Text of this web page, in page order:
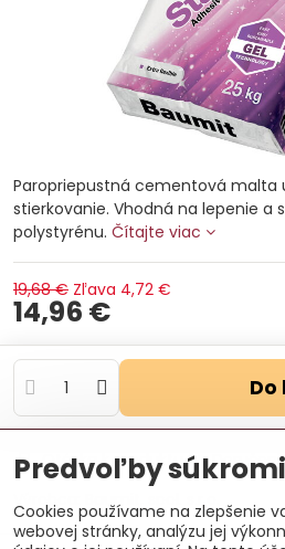
Paropriepustná cementová malta
stierkovanie. Vhodná na lepenie a
polystyrénu. Čítajte viac
19,68 € Zľava 4,72 €
14,96 €
Otázka k produktu
Výrobca:
Baumit, spol. s.r.o.
Predvoľby
Cookies používame na zlepšenie
webovej stránky, analýzu jej